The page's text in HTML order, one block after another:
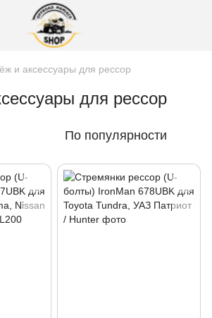
и аксессуары для рессор
для рессор
По популярности